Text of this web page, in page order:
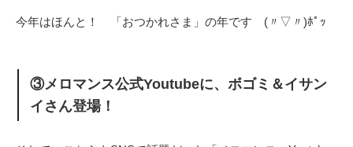
今年はほんと！ 「おつかれさま」の年です (〃▽〃)ﾎﾟｯ
③メロマンス公式Youtubeに、ボゴミ＆イサン
イさん登場！